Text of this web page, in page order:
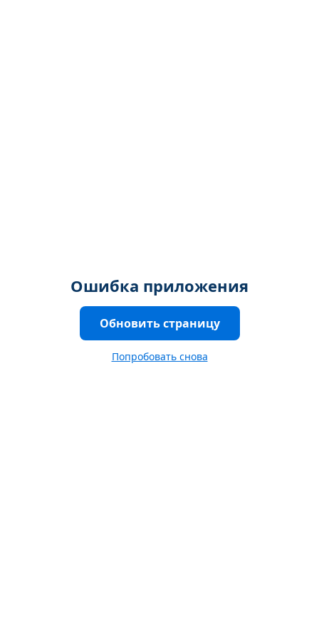
Ошибка приложения
Обновить страницу
Попробовать снова